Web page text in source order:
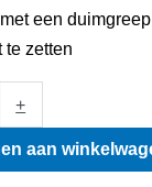
een
te zetten
+
aan